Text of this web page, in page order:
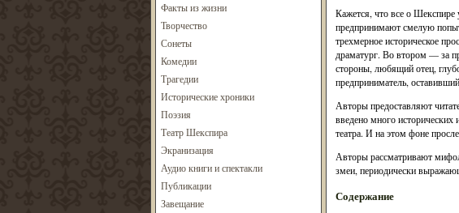
Факты из жизни
Творчество
Сонеты
Комедии
Трагедии
Исторические хроники
Поэзия
Театр Шекспира
Экранизация
Аудио книги и спектакли
Публикации
Завещание
Кажется, что все о Шекспире
предпринимают смелую
трехмерное историческое
драматург. Во втором — за
стороны, любящий отец,
предприниматель,
Авторы предоставляют
введено много
театра. И на этом фоне
Авторы рассматривают
змеи, периодически
Содержание